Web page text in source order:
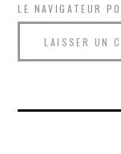
LE NAVIGATEUR